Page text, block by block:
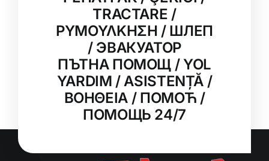
TRACTARE /
ΡΥΜΟΥΛΚΗΣΗ / ШЛЕП
/ ЭВАКУАТОР
ПЪТНА ПОМОЩ / YOL
YARDIM / ASISTENȚĂ /
ΒΟΗΘΕΙΑ / ПОМОЋ /
ПОМОЩЬ 24/7